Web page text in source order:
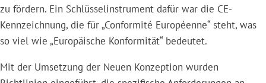
zu fördern. Ein Schlüsselinstrument dafür war die CE-
Kennzeichnung, die für „Conformité Européenne“ steht, was
so viel wie „Europäische Konformität“ bedeutet.
Mit der Umsetzung der Neuen Konzeption wurden